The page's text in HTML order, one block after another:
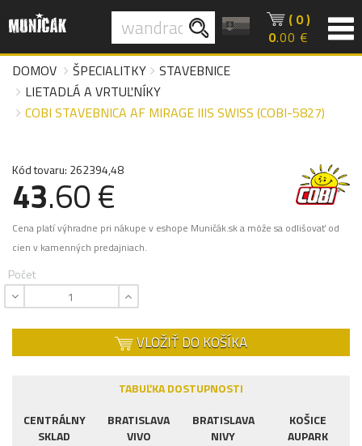
( 0 )
0.00 €
DOMOV
ŠPECIALITKY
STAVEBNICE
LIETADLÁ A VRTUĽNÍKY
COBI STAVEBNICA AF MIRAGE IIIS SWISS (COBI-5827)
Kód tovaru: 262394,48
43.60 €
Cena platí výhradne pri nákupe v eshope Muničák.sk a môže sa odlišovať od
cien v kamenných predajniach.
Počet
VLOŽIŤ DO KOŠÍKA
TABUĽKA DOSTUPNOSTI
CENTRÁLNY
SKLAD
BRATISLAVA
VIVO
BRATISLAVA
NIVY
KOŠICE
AUPARK